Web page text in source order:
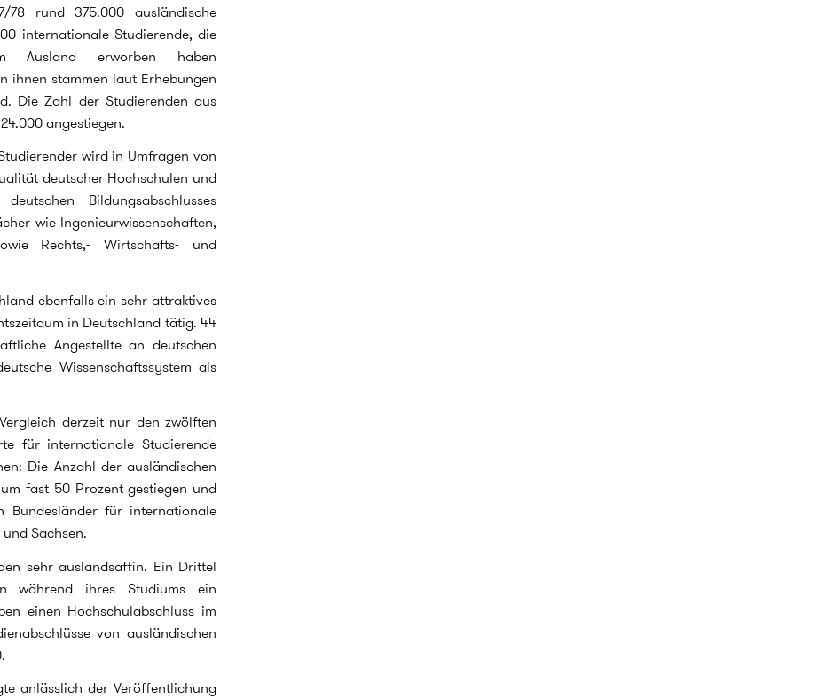
78 rund 375.000 ausländische
internationale Studierende, die
Ausland erworben haben
ihnen stammen laut Erhebungen
Die Zahl der Studierenden aus
angestiegen.
wird in Umfragen von
deutscher Hochschulen und
Bildungsabschlusses
wie Ingenieurwissenschaften,
Rechts,- Wirtschafts- und
ebenfalls ein sehr attraktives
in Deutschland tätig. 44
Angestellte an deutschen
Wissenschaftssystem als
derzeit nur den zwölften
für internationale Studierende
Die Anzahl der ausländischen
fast 50 Prozent gestiegen und
Bundesländer für internationale
Sachsen.
sehr auslandsaffin. Ein Drittel
während ihres Studiums ein
einen Hochschulabschluss im
von ausländischen
anlässlich der Veröffentlichung